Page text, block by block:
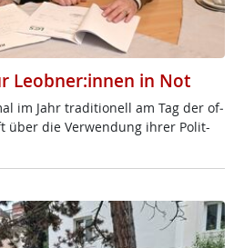
Leobner:innen in Not
im Jahr tra­di­tio­nell am Tag der of­
über die Ver­wen­dung ih­rer Po­lit-